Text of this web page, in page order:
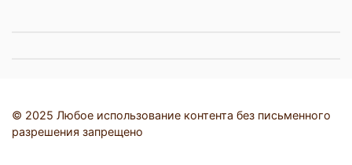
© 2025 Любое использование контента без письменного
разрешения запрещено